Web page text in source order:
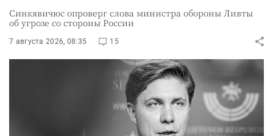
Синкявичюс опроверг слова министра обороны Ливты
об угрозе со стороны России
7 августа 2026, 08:35 15